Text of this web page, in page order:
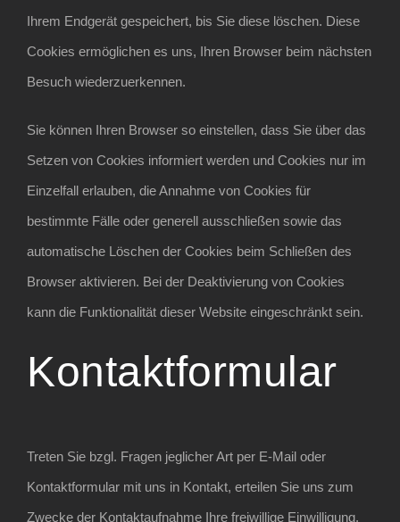
Ihrem Endgerät gespeichert, bis Sie diese löschen. Diese
Cookies ermöglichen es uns, Ihren Browser beim nächsten
Besuch wiederzuerkennen.
Sie können Ihren Browser so einstellen, dass Sie über das
Setzen von Cookies informiert werden und Cookies nur im
Einzelfall erlauben, die Annahme von Cookies für
bestimmte Fälle oder generell ausschließen sowie das
automatische Löschen der Cookies beim Schließen des
Browser aktivieren. Bei der Deaktivierung von Cookies
kann die Funktionalität dieser Website eingeschränkt sein.
Kontaktformular
Treten Sie bzgl. Fragen jeglicher Art per E-Mail oder
Kontaktformular mit uns in Kontakt, erteilen Sie uns zum
Zwecke der Kontaktaufnahme Ihre freiwillige Einwilligung.